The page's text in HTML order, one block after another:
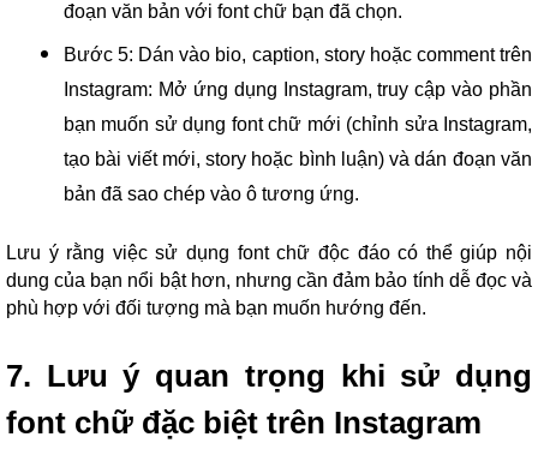
đoạn văn bản với font chữ bạn đã chọn.
Bước 5: Dán vào bio, caption, story hoặc comment trên
Instagram: Mở ứng dụng Instagram, truy cập vào phần
bạn muốn sử dụng font chữ mới (chỉnh sửa Instagram,
tạo bài viết mới, story hoặc bình luận) và dán đoạn văn
bản đã sao chép vào ô tương ứng.
Lưu ý rằng việc sử dụng font chữ độc đáo có thể giúp nội
dung của bạn nổi bật hơn, nhưng cần đảm bảo tính dễ đọc và
phù hợp với đối tượng mà bạn muốn hướng đến.
7. Lưu ý quan trọng khi sử dụng
font chữ đặc biệt trên Instagram